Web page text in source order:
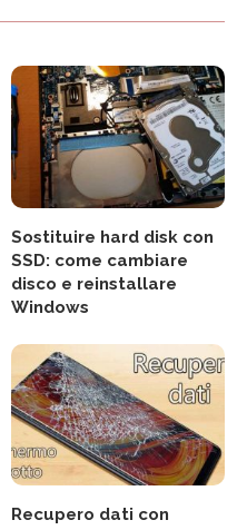
Sostituire hard disk con
SSD: come cambiare
disco e reinstallare
Windows
Recupero dati con